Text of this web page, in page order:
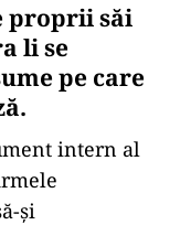
proprii săi
li se
pe care
intern al
și